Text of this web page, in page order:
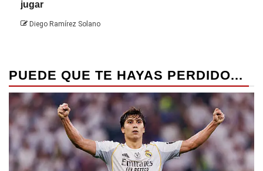
jugar
Diego Ramírez Solano
PUEDE QUE TE HAYAS PERDIDO...